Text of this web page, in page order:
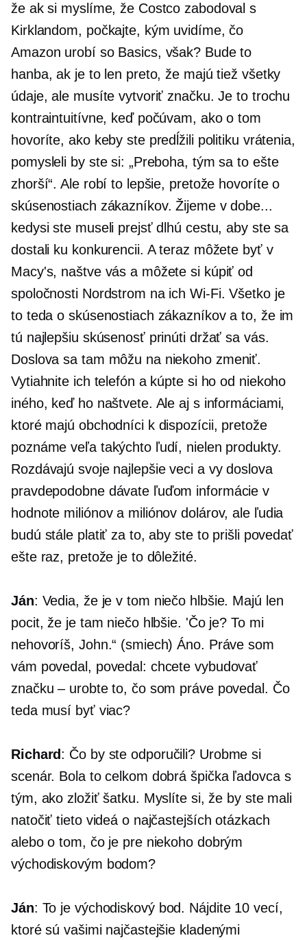
že ak si myslíme, že Costco zabodoval s
Kirklandom, počkajte, kým uvidíme, čo
Amazon urobí so Basics, však? Bude to
hanba, ak je to len preto, že majú tiež všetky
údaje, ale musíte vytvoriť značku. Je to trochu
kontraintuitívne, keď počúvam, ako o tom
hovoríte, ako keby ste predĺžili politiku vrátenia,
pomysleli by ste si: „Preboha, tým sa to ešte
zhorší“. Ale robí to lepšie, pretože hovoríte o
skúsenostiach zákazníkov. Žijeme v dobe...
kedysi ste museli prejsť dlhú cestu, aby ste sa
dostali ku konkurencii. A teraz môžete byť v
Macy's, naštve vás a môžete si kúpiť od
spoločnosti Nordstrom na ichWi-Fi. Všetko je
to teda o skúsenostiach zákazníkov a to, že im
tú najlepšiu skúsenosť prinúti držať sa vás.
Doslova sa tam môžu na niekoho zmeniť.
Vytiahnite ich telefón a kúpte si ho od niekoho
iného, ​​keď ho naštvete. Ale aj s informáciami,
ktoré majú obchodníci k dispozícii, pretože
poznáme veľa takýchto ľudí, nielen produkty.
Rozdávajú svoje najlepšie veci a vy doslova
pravdepodobne dávate ľuďom informácie v
hodnote miliónov a miliónov dolárov, ale ľudia
budú stále platiť za to, aby ste to prišli povedať
ešte raz, pretože je to dôležité.
Ján: Vedia, že je v tom niečo hlbšie. Majú len
pocit, že je tam niečo hlbšie. 'Čo je? To mi
nehovoríš, John.“ (smiech) Áno. Práve som
vám povedal, povedal: chcete vybudovať
značku – urobte to, čo som práve povedal. Čo
teda musí byť viac?
Richard: Čo by ste odporučili? Urobme si
scenár. Bola to celkom dobrá špička ľadovca s
tým, ako zložiť šatku. Myslíte si, že by ste mali
natočiť tieto videá o najčastejších otázkach
alebo o tom, čo je pre niekoho dobrým
východiskovým bodom?
Ján: To je východiskový bod. Nájdite 10 vecí,
ktoré sú vašimi najčastejšie kladenými